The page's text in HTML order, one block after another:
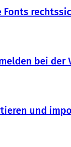
Fonts
bei der
und